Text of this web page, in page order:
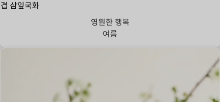
겹 삼잎국화
영원한 행복
여름